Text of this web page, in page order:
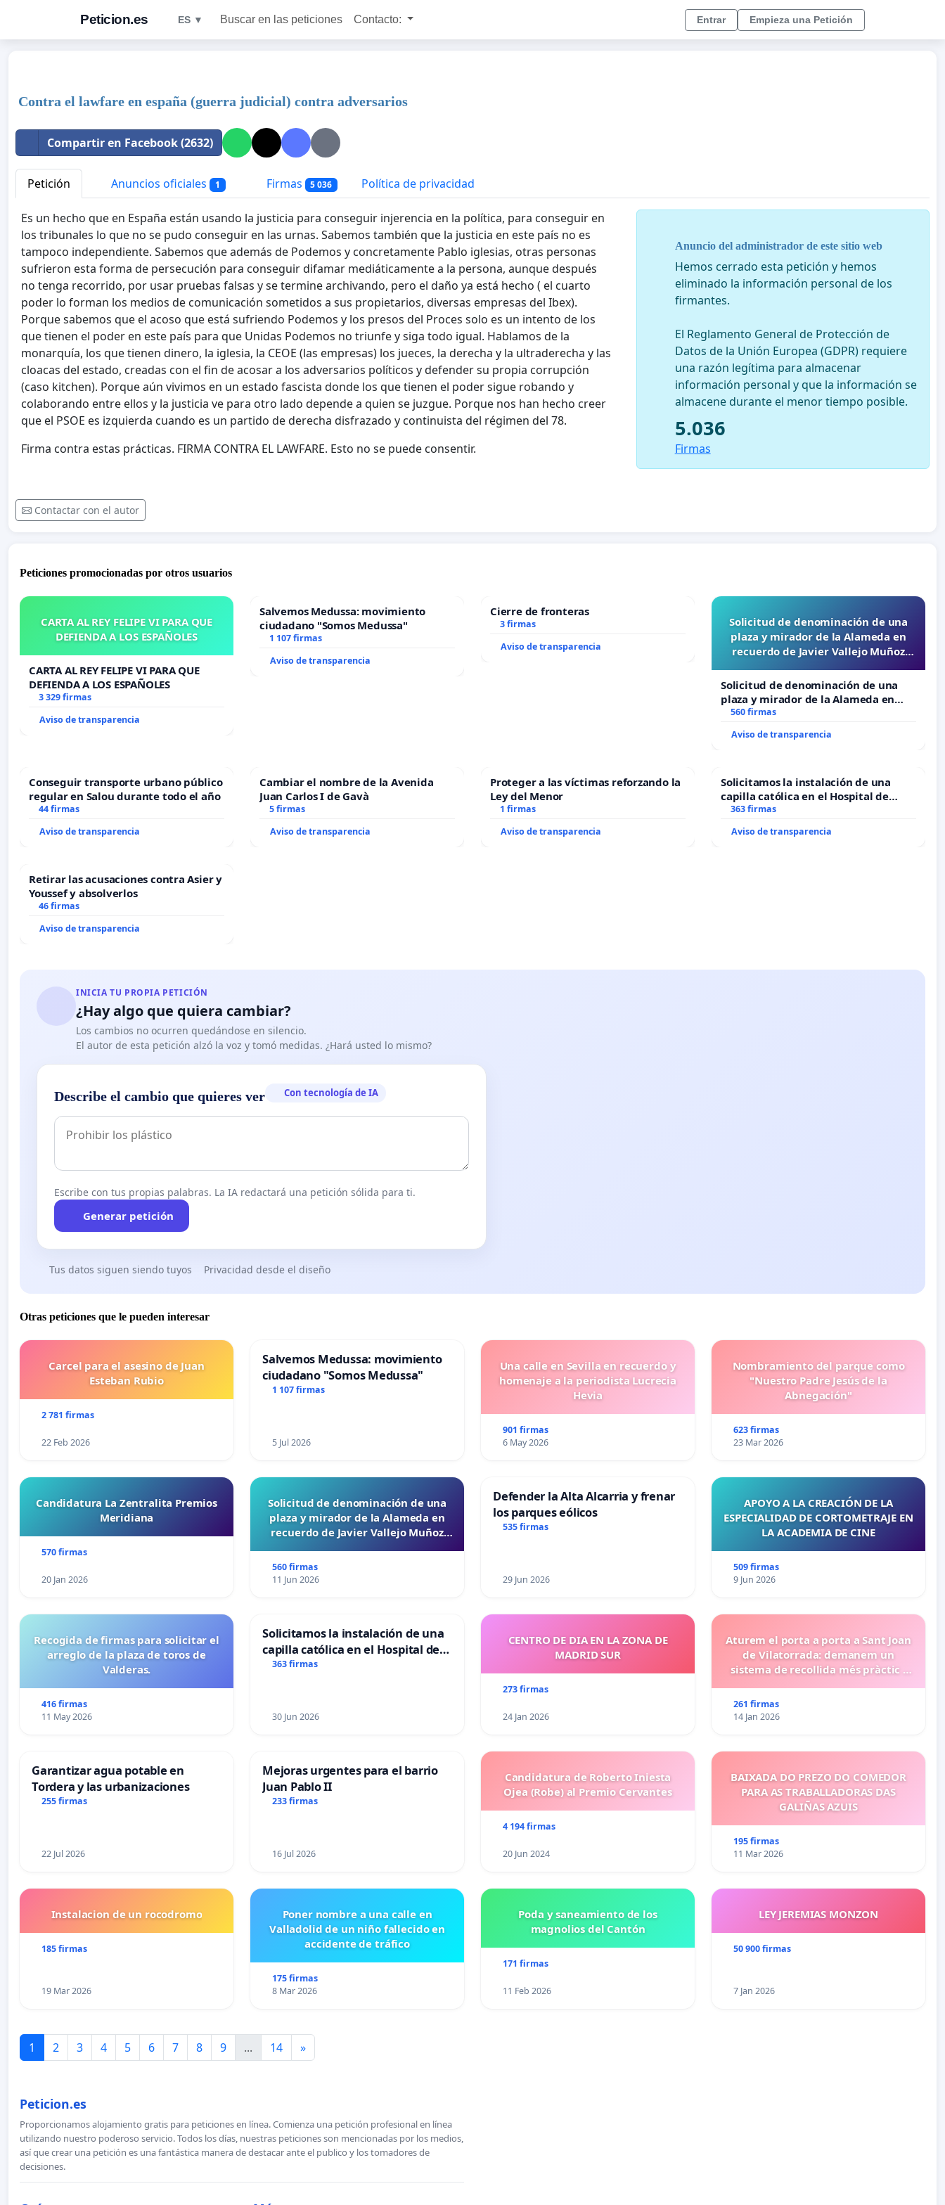
Peticion.es ES ▼ Buscar en las peticiones Contacto: Entrar Empieza una Petición
Contra el lawfare en españa (guerra judicial) contra adversarios
Compartir en Facebook (2632)
Petición Anuncios oficiales 1 Firmas 5 036 Política de privacidad
Es un hecho que en España están usando la justicia para conseguir injerencia en la política, para conseguir en
los tribunales lo que no se pudo conseguir en las urnas. Sabemos también que la justicia en este país no es
tampoco independiente. Sabemos que además de Podemos y concretamente Pablo iglesias, otras personas
sufrieron esta forma de persecución para conseguir difamar mediáticamente a la persona, aunque después
no tenga recorrido, por usar pruebas falsas y se termine archivando, pero el daño ya está hecho ( el cuarto
poder lo forman los medios de comunicación sometidos a sus propietarios, diversas empresas del Ibex).
Porque sabemos que el acoso que está sufriendo Podemos y los presos del Proces solo es un intento de los
que tienen el poder en este país para que Unidas Podemos no triunfe y siga todo igual. Hablamos de la
monarquía, los que tienen dinero, la iglesia, la CEOE (las empresas) los jueces, la derecha y la ultraderecha y las
cloacas del estado, creadas con el fin de acosar a los adversarios políticos y defender su propia corrupción
(caso kitchen). Porque aún vivimos en un estado fascista donde los que tienen el poder sigue robando y
colaborando entre ellos y la justicia ve para otro lado depende a quien se juzgue. Porque nos han hecho creer
que el PSOE es izquierda cuando es un partido de derecha disfrazado y continuista del régimen del 78.
Firma contra estas prácticas. FIRMA CONTRA EL LAWFARE. Esto no se puede consentir.
Contactar con el autor
Anuncio del administrador de este sitio web
Hemos cerrado esta petición y hemos
eliminado la información personal de los
firmantes.
El Reglamento General de Protección de
Datos de la Unión Europea (GDPR) requiere
una razón legítima para almacenar
información personal y que la información se
almacene durante el menor tiempo posible.
5.036
Firmas
Peticiones promocionadas por otros usuarios
CARTA AL REY FELIPE VI PARA QUE
DEFIENDA A LOS ESPAÑOLES
CARTA AL REY FELIPE VI PARA QUE
DEFIENDA A LOS ESPAÑOLES
3 329 firmas
Aviso de transparencia
Salvemos Medussa: movimiento
ciudadano "Somos Medussa"
1 107 firmas
Aviso de transparencia
Cierre de fronteras
3 firmas
Aviso de transparencia
Solicitud de denominación de una
plaza y mirador de la Alameda en
recuerdo de Javier Vallejo Muñoz
Solicitud de denominación de una
plaza y mirador de la Alameda en
recuerdo de Javier Vallejo Muñoz
560 firmas
Aviso de transparencia
Conseguir transporte urbano público
regular en Salou durante todo el año
44 firmas
Aviso de transparencia
Cambiar el nombre de la Avenida
Juan Carlos I de Gavà
5 firmas
Aviso de transparencia
Proteger a las víctimas reforzando la
Ley del Menor
1 firmas
Aviso de transparencia
Solicitamos la instalación de una
capilla católica en el Hospital de
Alcañiz
363 firmas
Aviso de transparencia
Retirar las acusaciones contra Asier y
Youssef y absolverlos
46 firmas
Aviso de transparencia
INICIA TU PROPIA PETICIÓN
¿Hay algo que quiera cambiar?
Los cambios no ocurren quedándose en silencio.
El autor de esta petición alzó la voz y tomó medidas. ¿Hará usted lo mismo?
Describe el cambio que quieres ver Con tecnología de IA
Escribe con tus propias palabras. La IA redactará una petición sólida para ti.
Generar petición
Tus datos siguen siendo tuyos Privacidad desde el diseño
Otras peticiones que le pueden interesar
Carcel para el asesino de Juan
Esteban Rubio
2 781 firmas
22 Feb 2026
Salvemos Medussa: movimiento
ciudadano "Somos Medussa"
1 107 firmas
5 Jul 2026
Una calle en Sevilla en recuerdo y
homenaje a la periodista Lucrecia
Hevia
901 firmas
6 May 2026
Nombramiento del parque como
"Nuestro Padre Jesús de la
Abnegación"
623 firmas
23 Mar 2026
Candidatura La Zentralita Premios
Meridiana
570 firmas
20 Jan 2026
Solicitud de denominación de una
plaza y mirador de la Alameda en
recuerdo de Javier Vallejo Muñoz
560 firmas
11 Jun 2026
Defender la Alta Alcarria y frenar
los parques eólicos
535 firmas
29 Jun 2026
APOYO A LA CREACIÓN DE LA
ESPECIALIDAD DE CORTOMETRAJE EN
LA ACADEMIA DE CINE
509 firmas
9 Jun 2026
Recogida de firmas para solicitar el
arreglo de la plaza de toros de
Valderas.
416 firmas
11 May 2026
Solicitamos la instalación de una
capilla católica en el Hospital de
Alcañiz
363 firmas
30 Jun 2026
CENTRO DE DIA EN LA ZONA DE
MADRID SUR
273 firmas
24 Jan 2026
Aturem el porta a porta a Sant Joan
de Vilatorrada: demanem un
sistema de recollida més pràctic i
261 firmas
14 Jan 2026
Garantizar agua potable en
Tordera y las urbanizaciones
255 firmas
22 Jul 2026
Mejoras urgentes para el barrio
Juan Pablo II
233 firmas
16 Jul 2026
Candidatura de Roberto Iniesta
Ojea (Robe) al Premio Cervantes
4 194 firmas
20 Jun 2024
BAIXADA DO PREZO DO COMEDOR
PARA AS TRABALLADORAS DAS
GALIÑAS AZUIS
195 firmas
11 Mar 2026
Instalacion de un rocodromo
185 firmas
19 Mar 2026
Poner nombre a una calle en
Valladolid de un niño fallecido en
accidente de tráfico
175 firmas
8 Mar 2026
Poda y saneamiento de los
magnolios del Cantón
171 firmas
11 Feb 2026
LEY JEREMIAS MONZON
50 900 firmas
7 Jan 2026
1 2 3 4 5 6 7 8 9 ... 14 »
Peticion.es
Proporcionamos alojamiento gratis para peticiones en línea. Comienza una petición profesional en línea
utilizando nuestro poderoso servicio. Todos los días, nuestras peticiones son mencionadas por los medios,
así que crear una petición es una fantástica manera de destacar ante el publico y los tomadores de
decisiones.